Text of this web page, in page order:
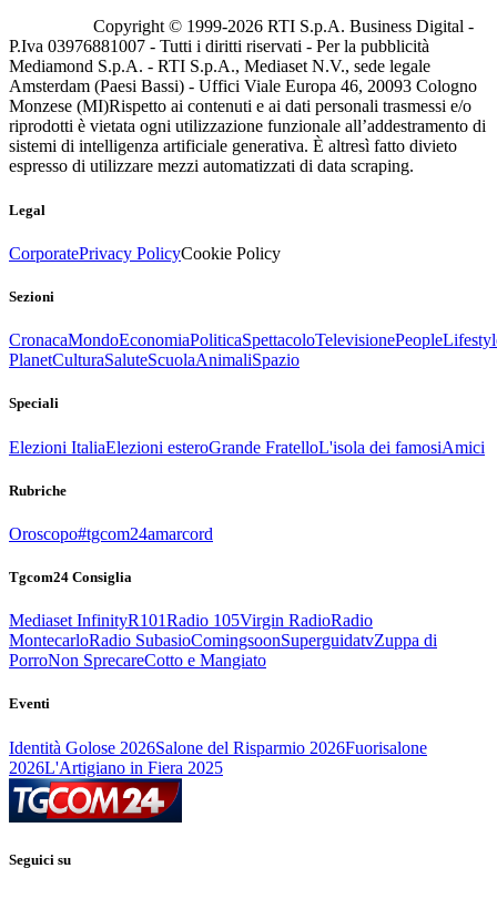
Copyright © 1999-2026 RTI S.p.A. Business Digital -
P.Iva 03976881007 - Tutti i diritti riservati - Per la pubblicità
Mediamond S.p.A. - RTI S.p.A., Mediaset N.V., sede legale
Amsterdam (Paesi Bassi) - Uffici Viale Europa 46, 20093 Cologno
Monzese (MI)Rispetto ai contenuti e ai dati personali trasmessi e/o
riprodotti è vietata ogni utilizzazione funzionale all’addestramento di
sistemi di intelligenza artificiale generativa. È altresì fatto divieto
espresso di utilizzare mezzi automatizzati di data scraping.
Legal
CorporatePrivacy PolicyCookie Policy
Sezioni
CronacaMondoEconomiaPoliticaSpettacoloTelevisionePeople
PlanetCulturaSaluteScuolaAnimaliSpazio
Speciali
Elezioni ItaliaElezioni esteroGrande FratelloL'isola dei famosiAmici
Rubriche
Oroscopo#tgcom24amarcord
Tgcom24 Consiglia
Mediaset InfinityR101Radio 105Virgin RadioRadio
MontecarloRadio SubasioComingsoonSuperguidatvZuppa di
PorroNon SprecareCotto e Mangiato
Eventi
Identità Golose 2026Salone del Risparmio 2026Fuorisalone
2026L'Artigiano in Fiera 2025
Seguici su